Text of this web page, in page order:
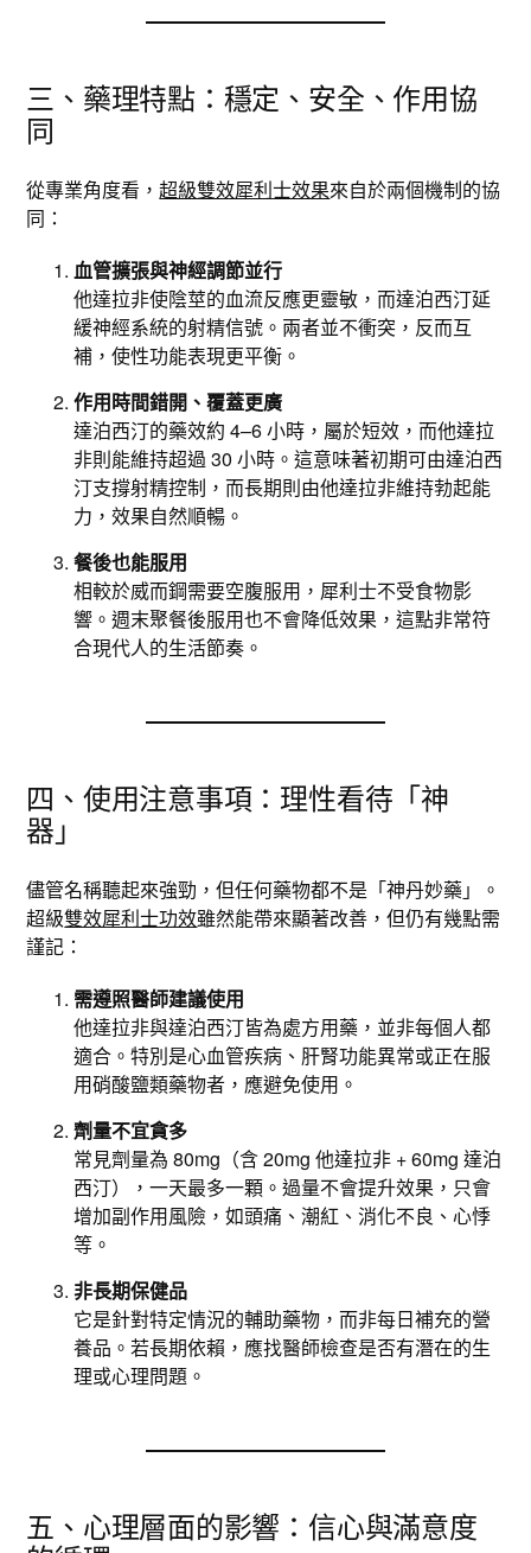
三、藥理特點：穩定、安全、作用協
同
從專業角度看，超級雙效犀利士效果來自於兩個機制的協
同：
血管擴張與神經調節並行
他達拉非使陰莖的血流反應更靈敏，而達泊西汀延
緩神經系統的射精信號。兩者並不衝突，反而互
補，使性功能表現更平衡。
作用時間錯開、覆蓋更廣
達泊西汀的藥效約 4–6 小時，屬於短效，而他達拉
非則能維持超過 30 小時。這意味著初期可由達泊西
汀支撐射精控制，而長期則由他達拉非維持勃起能
力，效果自然順暢。
餐後也能服用
相較於威而鋼需要空腹服用，犀利士不受食物影
響。週末聚餐後服用也不會降低效果，這點非常符
合現代人的生活節奏。
四、使用注意事項：理性看待「神
器」
儘管名稱聽起來強勁，但任何藥物都不是「神丹妙藥」。
超級雙效犀利士功效雖然能帶來顯著改善，但仍有幾點需
謹記：
需遵照醫師建議使用
他達拉非與達泊西汀皆為處方用藥，並非每個人都
適合。特別是心血管疾病、肝腎功能異常或正在服
用硝酸鹽類藥物者，應避免使用。
劑量不宜貪多
常見劑量為 80mg（含 20mg 他達拉非 + 60mg 達泊
西汀），一天最多一顆。過量不會提升效果，只會
增加副作用風險，如頭痛、潮紅、消化不良、心悸
等。
非長期保健品
它是針對特定情況的輔助藥物，而非每日補充的營
養品。若長期依賴，應找醫師檢查是否有潛在的生
理或心理問題。
五、心理層面的影響：信心與滿意度